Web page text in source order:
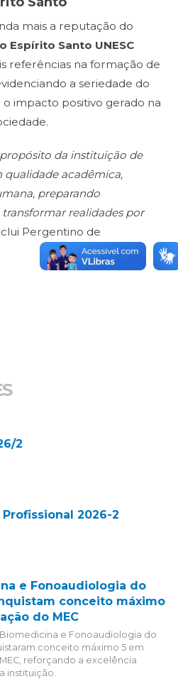
mais a reputação do
Espírito Santo UNESC
referências na formação de
a seriedade do
impacto positivo gerado na
da instituição de
acadêmica,
preparando
realidades por
Pergentino de
2
2026-2
e Fonoaudiologia do
conceito máximo
do MEC
e Fonoaudiologia do
conceito máximo 5 em
reforçando a excelência
instituição.